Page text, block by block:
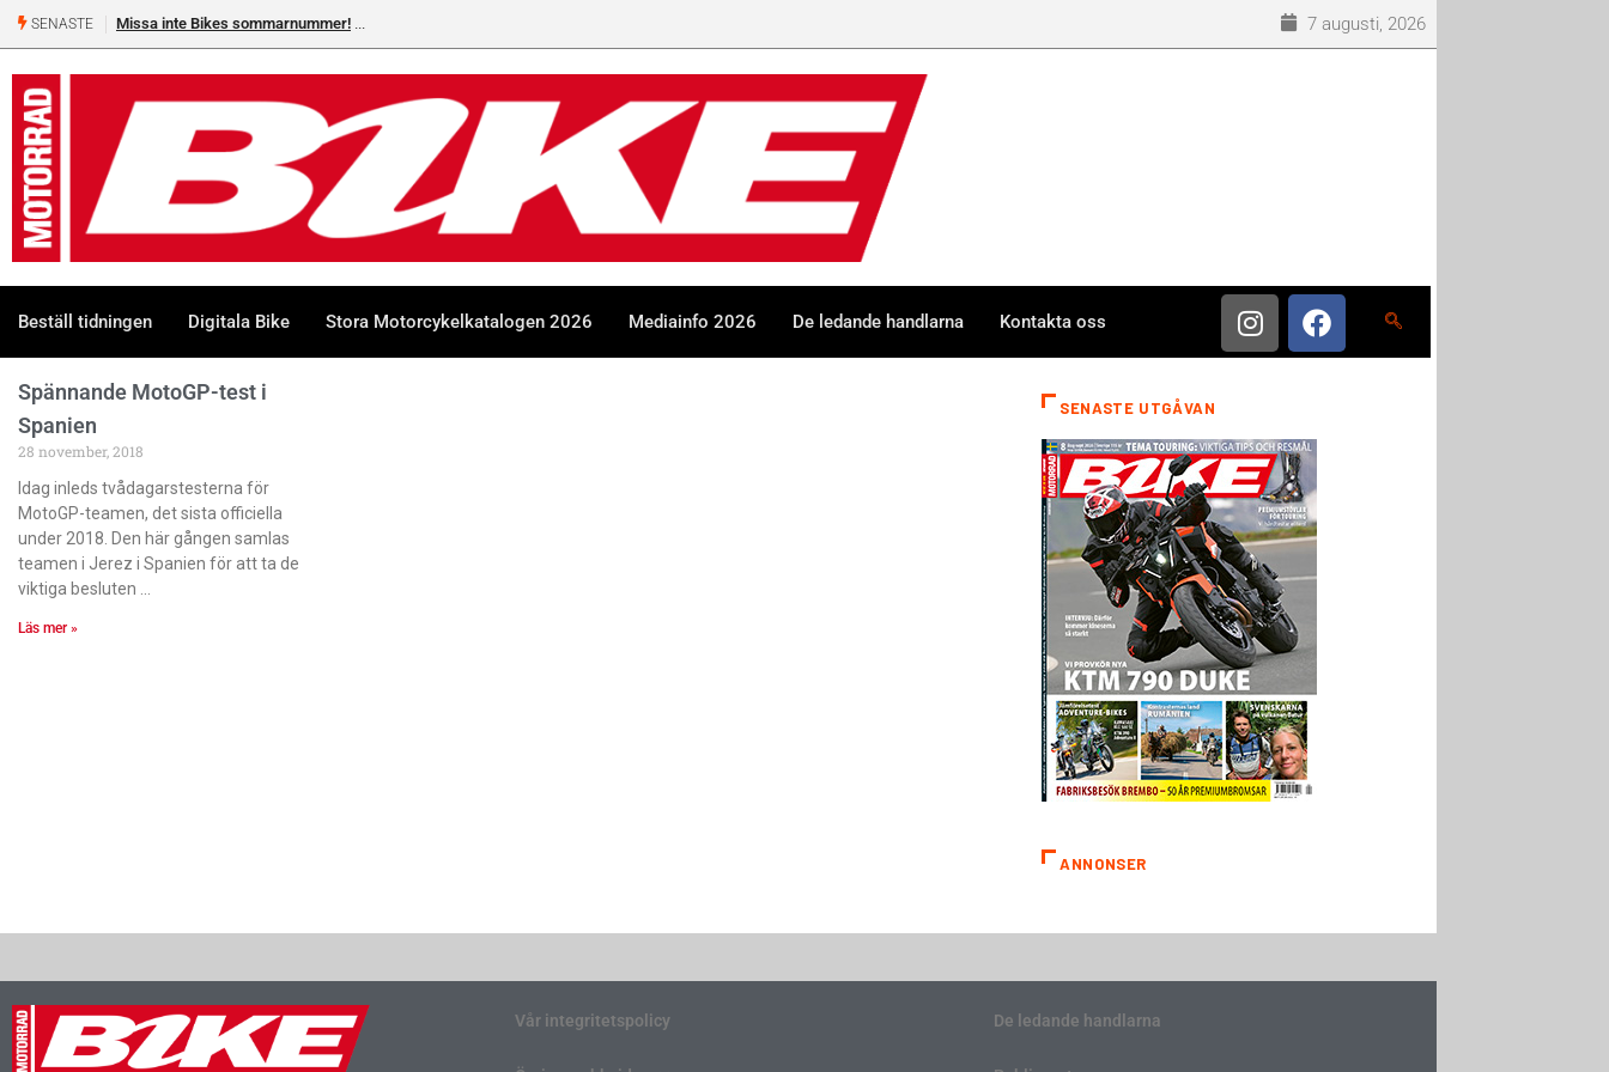
SENASTE Missa inte Bikes sommarnummer! 7 augusti, 2026
Beställ tidningen Digitala Bike Stora Motorcykelkatalogen 2026 Mediainfo 2026 De ledande handlarna Kontakta oss
Spännande MotoGP-test i
Spanien
28 november, 2018
Idag inleds tvådagarstesterna för
MotoGP-teamen, det sista officiella
under 2018. Den här gången samlas
teamen i Jerez i Spanien för att ta de
viktiga besluten
Läs mer »
SENASTE UTGÅVAN
ANNONSER
Vår integritetspolicy De ledande handlarna